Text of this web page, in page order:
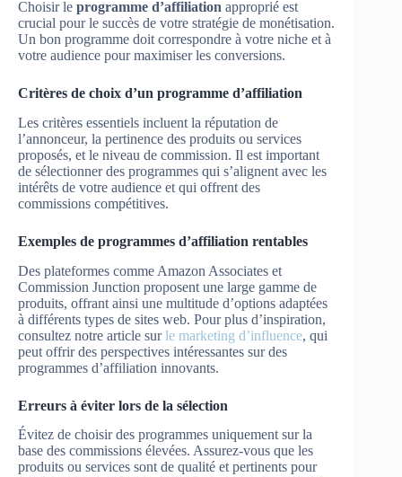
Choisir le programme d’affiliation approprié est
crucial pour le succès de votre stratégie de monétisation.
Un bon programme doit correspondre à votre niche et à
votre audience pour maximiser les conversions.
Critères de choix d’un programme d’affiliation
Les critères essentiels incluent la réputation de
l’annonceur, la pertinence des produits ou services
proposés, et le niveau de commission. Il est important
de sélectionner des programmes qui s’alignent avec les
intérêts de votre audience et qui offrent des
commissions compétitives.
Exemples de programmes d’affiliation rentables
Des plateformes comme Amazon Associates et
Commission Junction proposent une large gamme de
produits, offrant ainsi une multitude d’options adaptées
à différents types de sites web. Pour plus d’inspiration,
consultez notre article surle marketing d’influence, qui
peut offrir des perspectives intéressantes sur des
programmes d’affiliation innovants.
Erreurs à éviter lors de la sélection
Évitez de choisir des programmes uniquement sur la
base des commissions élevées. Assurez-vous que les
produits ou services sont de qualité et pertinents pour